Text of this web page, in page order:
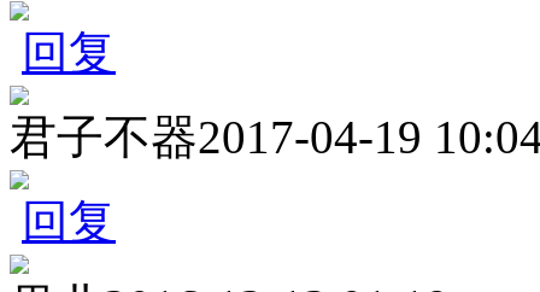
回复
君子不器2017-04-19
回复